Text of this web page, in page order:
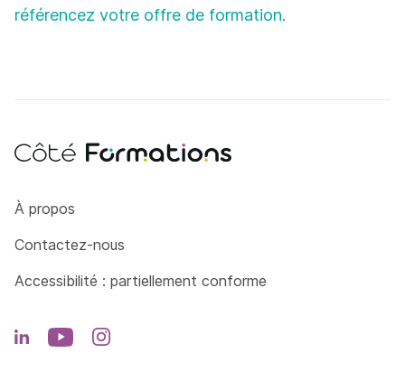
référencez votre offre de formation.
Côté Formations
À propos
Contactez-nous
Accessibilité : partiellement conforme